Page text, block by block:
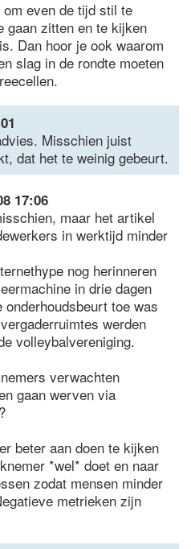
even de tijd stil te
gaan zitten en te kijken
Dan hoor je ook waarom
slag in de rondte moeten
Misschien juist
dat het te weinig gebeurt.
17:06
maar het artikel
in werktijd minder
nog herinneren
in drie dagen
toe was
werden
volleybalvereniging.
verwachten
gaan werven via
beter aan doen te kijken
*wel* doet en naar
zodat mensen minder
metrieken zijn